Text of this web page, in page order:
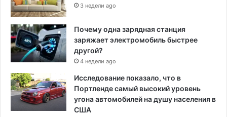
3 недели ago
Почему одна зарядная станция
заряжает электромобиль быстрее
другой?
4 недели ago
Исследование показало, что в
Портленде самый высокий уровень
угона автомобилей на душу населения в
США